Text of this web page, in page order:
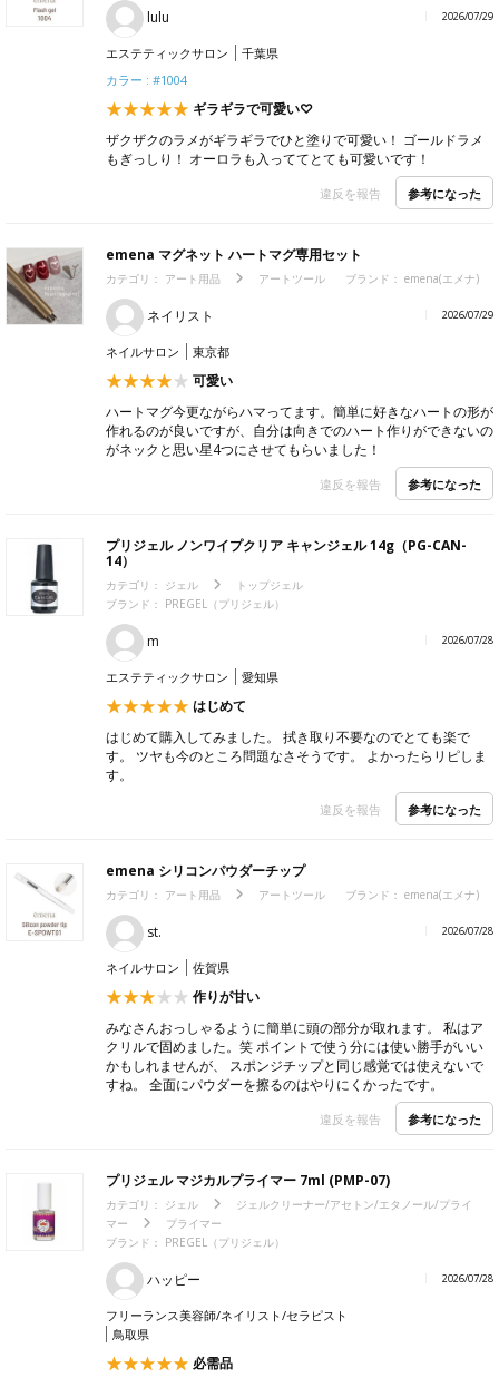
lulu 2026/07/29
エステティックサロン
千葉県
カラー : #1004
ギラギラで可愛い♡
ザクザクのラメがギラギラでひと塗りで可愛い！ ゴールドラメ
もぎっしり！ オーロラも入っててとても可愛いです！
違反を報告 参考になった
emena マグネット ハートマグ専用セット
カテゴリ： アート用品 アートツール ブランド： emena(エメナ)
ネイリスト 2026/07/29
ネイルサロン 東京都
可愛い
ハートマグ今更ながらハマってます。簡単に好きなハートの形が
作れるのが良いですが、自分は向きでのハート作りができないの
がネックと思い星4つにさせてもらいました！
違反を報告 参考になった
プリジェル ノンワイプクリア キャンジェル 14g（PG-CAN-
14）
カテゴリ： ジェル
トップジェル
ブランド： PREGEL（プリジェル）
m 2026/07/28
エステティックサロン 愛知県
はじめて
はじめて購入してみました。 拭き取り不要なのでとても楽で
す。 ツヤも今のところ問題なさそうです。 よかったらリピしま
す。
違反を報告 参考になった
emena シリコンパウダーチップ
カテゴリ： アート用品 アートツール ブランド： emena(エメナ)
st. 2026/07/28
ネイルサロン 佐賀県
作りが甘い
みなさんおっしゃるように簡単に頭の部分が取れます。 私はア
クリルで固めました。笑 ポイントで使う分には使い勝手がいい
かもしれませんが、 スポンジチップと同じ感覚では使えないで
すね。 全面にパウダーを擦るのはやりにくかったです。
違反を報告 参考になった
プリジェル マジカルプライマー 7ml (PMP-07)
カテゴリ： ジェル
ジェルクリーナー/アセトン/エタノール/プライ
マー
プライマー
ブランド： PREGEL（プリジェル）
ハッピー 2026/07/28
フリーランス美容師/ネイリスト/セラピスト
鳥取県
必需品